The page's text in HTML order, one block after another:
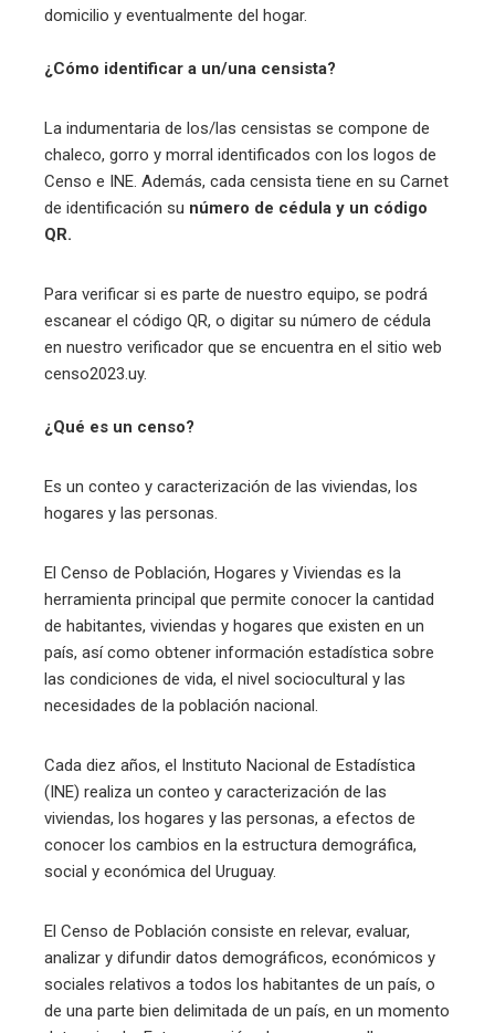
domicilio y eventualmente del hogar.
¿Cómo identificar a un/una censista?
La indumentaria de los/las censistas se compone de
chaleco, gorro y morral identificados con los logos de
Censo e INE. Además, cada censista tiene en su Carnet
de identificación su número de cédula y un código
QR.
Para verificar si es parte de nuestro equipo, se podrá
escanear el código QR, o digitar su número de cédula
en nuestro verificador que se encuentra en el sitio web
censo2023.uy.
¿Qué es un censo?
Es un conteo y caracterización de las viviendas, los
hogares y las personas.
El Censo de Población, Hogares y Viviendas es la
herramienta principal que permite conocer la cantidad
de habitantes, viviendas y hogares que existen en un
país, así como obtener información estadística sobre
las condiciones de vida, el nivel sociocultural y las
necesidades de la población nacional.
Cada diez años, el Instituto Nacional de Estadística
(INE) realiza un conteo y caracterización de las
viviendas, los hogares y las personas, a efectos de
conocer los cambios en la estructura demográfica,
social y económica del Uruguay.
El Censo de Población consiste en relevar, evaluar,
analizar y difundir datos demográficos, económicos y
sociales relativos a todos los habitantes de un país, o
de una parte bien delimitada de un país, en un momento